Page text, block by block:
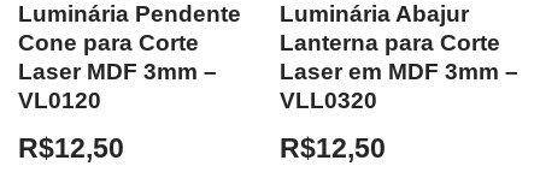
Luminária Pendente
Cone para Corte
Laser MDF 3mm –
VL0120
R$12,50
Luminária Abajur
Lanterna para Corte
Laser em MDF 3mm –
VLL0320
R$12,50